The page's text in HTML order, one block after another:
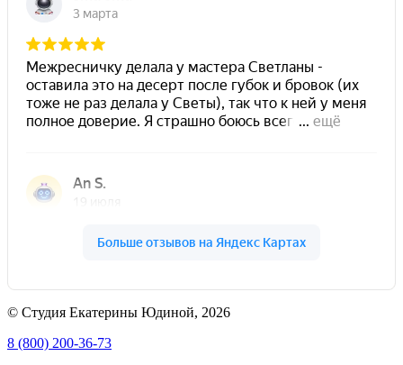
© Студия Екатерины Юдиной, 2026
8 (800) 200-36-73